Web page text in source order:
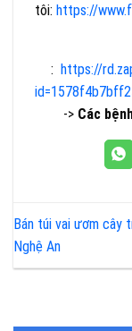
tôi: https://
: https://
-> Các
Bán túi vai ươm cây
Nghệ An